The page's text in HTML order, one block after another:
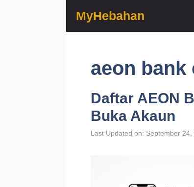
MyHebahan
aeon bank
Daftar AEON
Buka Akaun
Last Updated on: September 24,